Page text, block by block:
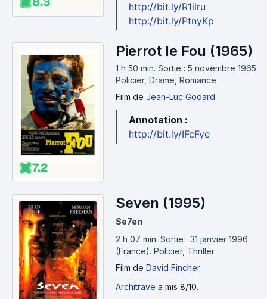
http://bit.ly/R1ilru
http://bit.ly/PtnyKp
7.2
Pierrot le Fou (1965)
1 h 50 min. Sortie : 5 novembre 1965.
Policier, Drame, Romance
Film de Jean-Luc Godard
Annotation :
http://bit.ly/IFcFye
Seven (1995)
Se7en
2 h 07 min. Sortie : 31 janvier 1996
(France). Policier, Thriller
Film de David Fincher
Architrave a mis 8/10.